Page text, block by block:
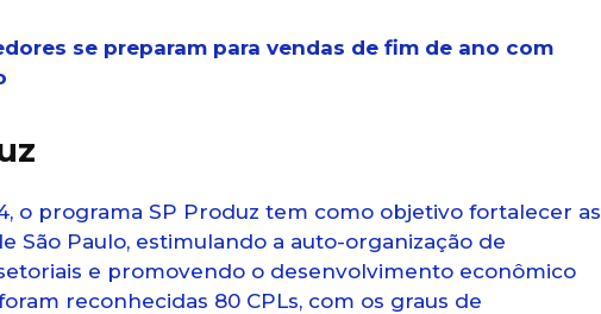
se preparam para vendas de fim de ano com
o programa SP Produz tem como objetivo fortalecer as
São Paulo, estimulando a auto-organização de
e promovendo o desenvolvimento econômico
reconhecidas 80 CPLs, com os graus de